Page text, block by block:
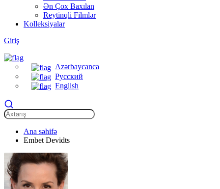
Ən Çox Baxılan
Reytinqli Filmlər
Kolleksiyalar
Giriş
Azərbaycanca
Русский
English
Ana səhifə
Embet Devidts